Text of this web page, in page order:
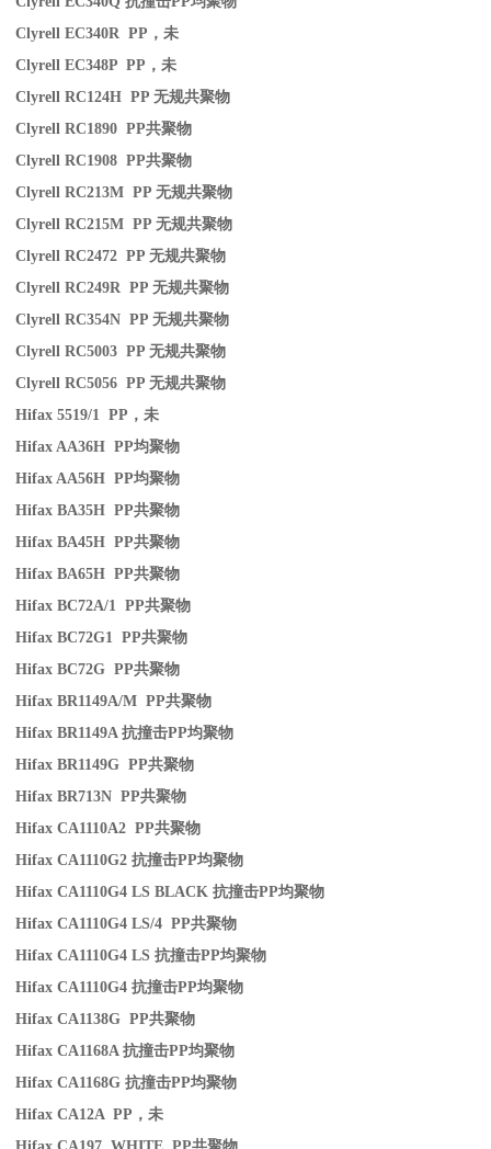
Clyrell EC340R PP ，未
Clyrell EC348P PP ，未
Clyrell RC124H PP无规共聚物
Clyrell RC1890 PP共聚物
Clyrell RC1908 PP共聚物
Clyrell RC213M PP无规共聚物
Clyrell RC215M PP无规共聚物
Clyrell RC2472 PP无规共聚物
Clyrell RC249R PP无规共聚物
Clyrell RC354N PP无规共聚物
Clyrell RC5003 PP无规共聚物
Clyrell RC5056 PP无规共聚物
Hifax 5519/1 PP ，未
Hifax AA36H PP均聚物
Hifax AA56H PP均聚物
Hifax BA35H PP共聚物
Hifax BA45H PP共聚物
Hifax BA65H PP共聚物
Hifax BC72A/1 PP共聚物
Hifax BC72G1 PP共聚物
Hifax BC72G PP共聚物
Hifax BR1149A/M PP共聚物
Hifax BR1149A抗撞击PP均聚物
Hifax BR1149G PP共聚物
Hifax BR713N PP共聚物
Hifax CA1110A2 PP共聚物
Hifax CA1110G2抗撞击PP均聚物
Hifax CA1110G4 LS BLACK抗撞击PP均聚物
Hifax CA1110G4 LS/4 PP共聚物
Hifax CA1110G4 LS抗撞击PP均聚物
Hifax CA1110G4抗撞击PP均聚物
Hifax CA1138G PP共聚物
Hifax CA1168A抗撞击PP均聚物
Hifax CA1168G抗撞击PP均聚物
Hifax CA12A PP ，未